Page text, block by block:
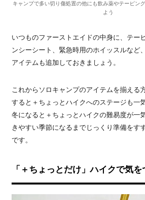
キャンプで多い切り傷処置の他にも飲み薬やテーピン
よう
いつものファーストエイドの中身に、テー
ンシーシート、緊急時用のホイッスルなど
アイテムも追加しておきましょう。
これからソロキャンプのアイテムを揃える
すると＋ちょっとハイクへのステージも一
冬になると＋ちょっとハイクの難易度が一
きやすい季節になるまでじっくり準備をす
です。
「＋ちょっとだけ」ハイクで気